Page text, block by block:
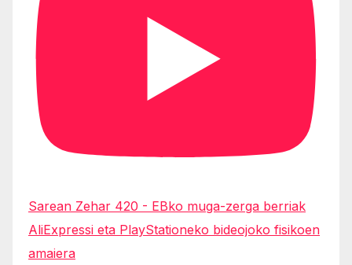
Sarean Zehar 420 - EBko muga-zerga berriak
AliExpressi eta PlayStationeko bideojoko fisikoen
amaiera